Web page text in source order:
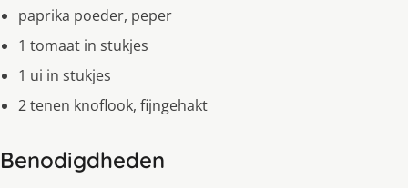
paprika poeder, peper
1 tomaat in stukjes
1 ui in stukjes
2 tenen knoflook, fijngehakt
Benodigdheden